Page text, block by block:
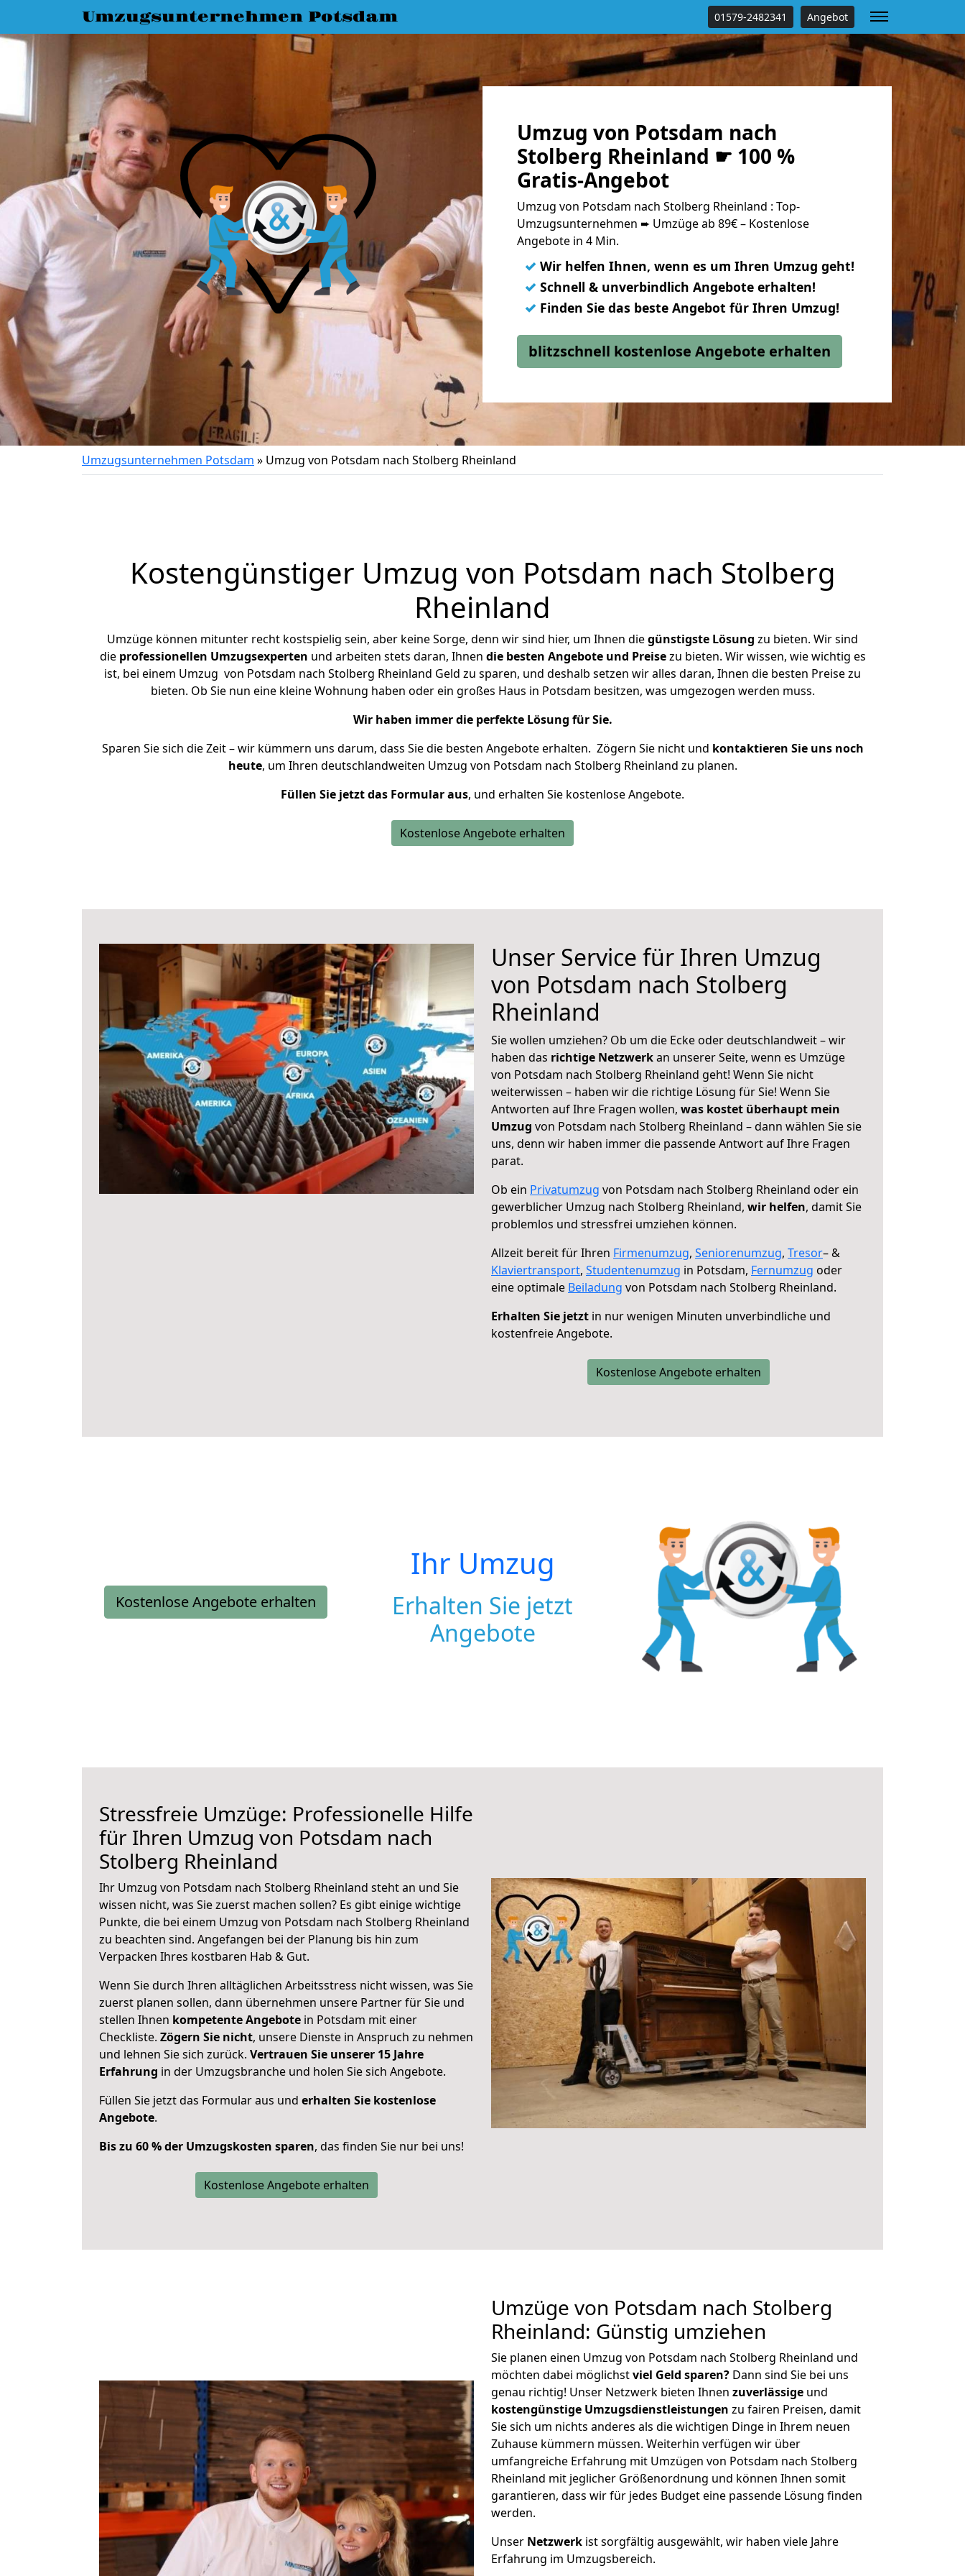
Umzugsunternehmen Potsdam 01579-2482341 Angebot
Umzug von Potsdam nach
Stolberg Rheinland ☛ 100 %
Gratis-Angebot
Umzug von Potsdam nach Stolberg Rheinland : Top-
Umzugsunternehmen ➨ Umzüge ab 89€ – Kostenlose
Angebote in 4 Min.
✓ Wir helfen Ihnen, wenn es um Ihren Umzug geht!
✓ Schnell & unverbindlich Angebote erhalten!
✓ Finden Sie das beste Angebot für Ihren Umzug!
blitzschnell kostenlose Angebote erhalten
Umzugsunternehmen Potsdam » Umzug von Potsdam nach Stolberg Rheinland
Kostengünstiger Umzug von Potsdam nach Stolberg
Rheinland
Umzüge können mitunter recht kostspielig sein, aber keine Sorge, denn wir sind hier, um Ihnen diegünstigste Lösung zu bieten. Wir sind
die professionellen Umzugsexperten und arbeiten stets daran, Ihnen die besten Angebote und Preisezu bieten. Wir wissen, wie wichtig es
ist, bei einem Umzug von Potsdam nach Stolberg Rheinland Geld zu sparen, und deshalb setzen wir alles daran, Ihnen die besten Preise zu
bieten. Ob Sie nun eine kleine Wohnung haben oder ein großes Haus in Potsdam besitzen, was umgezogen werden muss.
Wir haben immer die perfekte Lösung für Sie.
Sparen Sie sich die Zeit – wir kümmern uns darum, dass Sie die besten Angebote erhalten. Zögern Sie nicht und kontaktieren Sie uns noch
heute, um Ihren deutschlandweiten Umzug von Potsdam nach Stolberg Rheinland zu planen.
Füllen Sie jetzt das Formular aus, und erhalten Sie kostenlose Angebote.
Kostenlose Angebote erhalten
Unser Service für Ihren Umzug
von Potsdam nach Stolberg
Rheinland
Sie wollen umziehen? Ob um die Ecke oder deutschlandweit – wir
haben das richtige Netzwerkan unserer Seite, wenn es Umzüge
von Potsdam nach Stolberg Rheinland geht! Wenn Sie nicht
weiterwissen – haben wir die richtige Lösung für Sie! Wenn Sie
Antworten auf Ihre Fragen wollen, was kostet überhaupt mein
Umzug von Potsdam nach Stolberg Rheinland – dann wählen Sie sie
uns, denn wir haben immer die passende Antwort auf Ihre Fragen
parat.
Ob ein Privatumzug von Potsdam nach Stolberg Rheinland oder ein
gewerblicher Umzug nach Stolberg Rheinland, wir helfen, damit Sie
problemlos und stressfrei umziehen können.
Allzeit bereit für Ihren Firmenumzug, Seniorenumzug, Tresor– &
Klaviertransport, Studentenumzug in Potsdam, Fernumzug oder
eine optimale Beiladung von Potsdam nach Stolberg Rheinland.
Erhalten Sie jetzt in nur wenigen Minuten unverbindliche und
kostenfreie Angebote.
Kostenlose Angebote erhalten
Kostenlose Angebote erhalten
Ihr Umzug
Erhalten Sie jetzt
Angebote
Stressfreie Umzüge: Professionelle Hilfe
für Ihren Umzug von Potsdam nach
Stolberg Rheinland
Ihr Umzug von Potsdam nach Stolberg Rheinland steht an und Sie
wissen nicht, was Sie zuerst machen sollen? Es gibt einige wichtige
Punkte, die bei einem Umzug von Potsdam nach Stolberg Rheinland
zu beachten sind. Angefangen bei der Planung bis hin zum
Verpacken Ihres kostbaren Hab & Gut.
Wenn Sie durch Ihren alltäglichen Arbeitsstress nicht wissen, was Sie
zuerst planen sollen, dann übernehmen unsere Partner für Sie und
stellen Ihnen kompetente Angebote in Potsdam mit einer
Checkliste. Zögern Sie nicht, unsere Dienste in Anspruch zu nehmen
und lehnen Sie sich zurück. Vertrauen Sie unserer 15 Jahre
Erfahrung in der Umzugsbranche und holen Sie sich Angebote.
Füllen Sie jetzt das Formular aus und erhalten Sie kostenlose
Angebote.
Bis zu 60 % der Umzugskosten sparen, das finden Sie nur bei uns!
Kostenlose Angebote erhalten
Umzüge von Potsdam nach Stolberg
Rheinland: Günstig umziehen
Sie planen einen Umzug von Potsdam nach Stolberg Rheinland und
möchten dabei möglichstviel Geld sparen? Dann sind Sie bei uns
genau richtig! Unser Netzwerk bieten Ihnen zuverlässige und
kostengünstige Umzugsdienstleistungen zu fairen Preisen, damit
Sie sich um nichts anderes als die wichtigen Dinge in Ihrem neuen
Zuhause kümmern müssen. Weiterhin verfügen wir über
umfangreiche Erfahrung mit Umzügen von Potsdam nach Stolberg
Rheinland mit jeglicher Größenordnung und können Ihnen somit
garantieren, dass wir für jedes Budget eine passende Lösung finden
werden.
Unser Netzwerk ist sorgfältig ausgewählt, wir haben viele Jahre
Erfahrung im Umzugsbereich.